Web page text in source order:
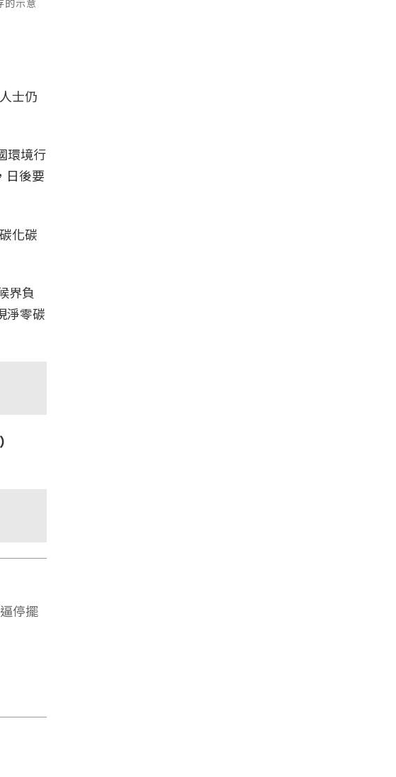
士仍
環境行
日後要
化碳
界負
淨零碳
停擺